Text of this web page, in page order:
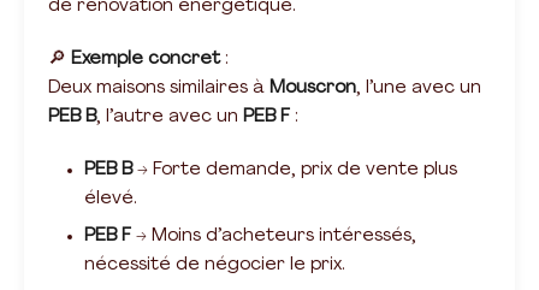
de rénovation énergétique.
🔎 Exemple concret:
Deux maisons similaires à Mouscron, l’une avec un
PEB B, l’autre avec un PEB F :
PEB B→ Forte demande, prix de vente plus
élevé.
PEB F → Moins d’acheteurs intéressés,
nécessité de négocier le prix.